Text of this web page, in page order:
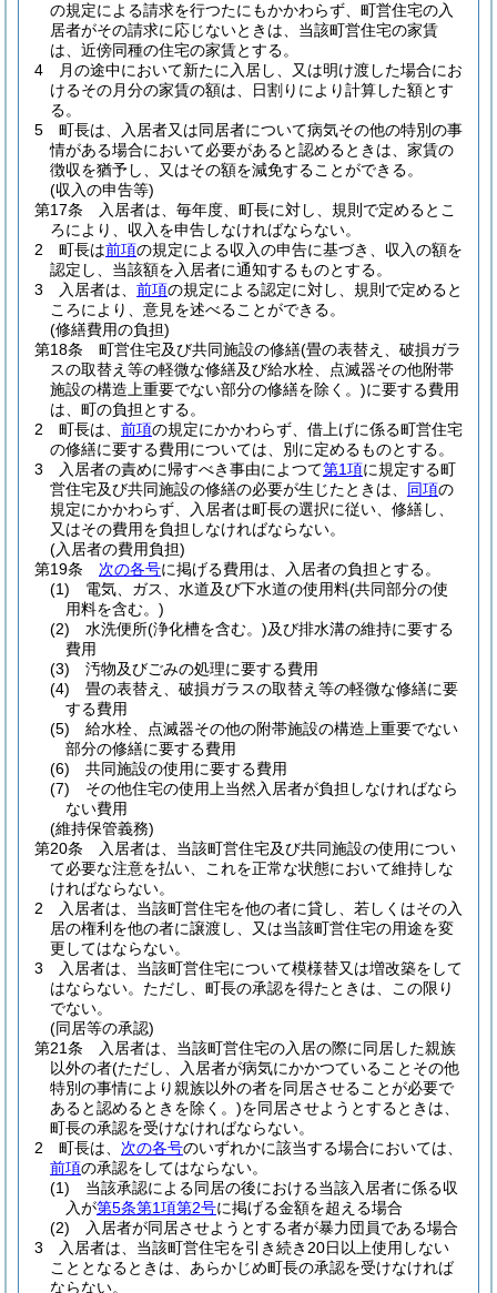
の規定による請求を行つたにもかかわらず、町営住宅の入
居者がその請求に応じないときは、当該町営住宅の家賃
は、近傍同種の住宅の家賃とする。
4
月の途中において新たに入居し、又は明け渡した場合にお
けるその月分の家賃の額は、日割りにより計算した額とす
る。
5
町長は、入居者又は同居者について病気その他の特別の事
情がある場合において必要があると認めるときは、家賃の
徴収を猶予し、又はその額を減免することができる。
(収入の申告等)
第17条
入居者は、毎年度、町長に対し、規則で定めるとこ
ろにより、収入を申告しなければならない。
2
町長は前項の規定による収入の申告に基づき、収入の額を
認定し、当該額を入居者に通知するものとする。
3
入居者は、 前項の規定による認定に対し、規則で定めると
ころにより、意見を述べることができる。
(修繕費用の負担)
第18条
町営住宅及び共同施設の修繕(畳の表替え、破損ガラ
スの取替え等の軽微な修繕及び給水栓、点滅器その他附帯
施設の構造上重要でない部分の修繕を除く。)に要する費用
は、町の負担とする。
2
町長は、 前項の規定にかかわらず、借上げに係る町営住宅
の修繕に要する費用については、別に定めるものとする。
3
入居者の責めに帰すべき事由によつて第1項に規定する町
営住宅及び共同施設の修繕の必要が生じたときは、 同項の
規定にかかわらず、入居者は町長の選択に従い、修繕し、
又はその費用を負担しなければならない。
(入居者の費用負担)
第19条
次の各号に掲げる費用は、入居者の負担とする。
(1)
電気、ガス、水道及び下水道の使用料(共同部分の使
用料を含む。)
(2)
水洗便所(浄化槽を含む。)及び排水溝の維持に要する
費用
(3)
汚物及びごみの処理に要する費用
(4)
畳の表替え、破損ガラスの取替え等の軽微な修繕に要
する費用
(5)
給水栓、点滅器その他の附帯施設の構造上重要でない
部分の修繕に要する費用
(6)
共同施設の使用に要する費用
(7)
その他住宅の使用上当然入居者が負担しなければなら
ない費用
(維持保管義務)
第20条
入居者は、当該町営住宅及び共同施設の使用につい
て必要な注意を払い、これを正常な状態において維持しな
ければならない。
2
入居者は、当該町営住宅を他の者に貸し、若しくはその入
居の権利を他の者に譲渡し、又は当該町営住宅の用途を変
更してはならない。
3
入居者は、当該町営住宅について模様替又は増改築をして
はならない。 ただし、町長の承認を得たときは、この限り
でない。
(同居等の承認)
第21条
入居者は、当該町営住宅の入居の際に同居した親族
以外の者(ただし、入居者が病気にかかつていることその他
特別の事情により親族以外の者を同居させることが必要で
あると認めるときを除く。)を同居させようとするときは、
町長の承認を受けなければならない。
2
町長は、 次の各号のいずれかに該当する場合においては、
前項の承認をしてはならない。
(1)
当該承認による同居の後における当該入居者に係る収
入が第5条第1項第2号に掲げる金額を超える場合
(2)
入居者が同居させようとする者が暴力団員である場合
3
入居者は、当該町営住宅を引き続き20日以上使用しない
こととなるときは、あらかじめ町長の承認を受けなければ
ならない。